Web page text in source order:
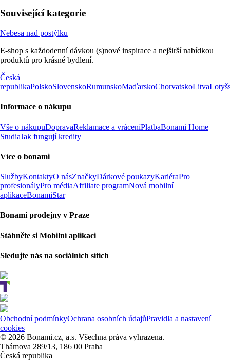
Související kategorie
Nebesa nad postýlku
E-shop s každodenní dávkou (s)nové inspirace a nejširší nabídkou
produktů pro krásné bydlení.
Česká
republikaPolskoSlovenskoRumunskoMaďarskoChorvatskoLitva
Informace o nákupu
Vše o nákupuDopravaReklamace a vráceníPlatbaBonami Home
StudiaJak fungují kredity
Více o bonami
SlužbyKontaktyO násZnačkyDárkové poukazyKariéraPro
profesionályPro médiaAffiliate programNová mobilní
aplikaceBonamiStar
Bonami prodejny v Praze
Stáhněte si Mobilní aplikaci
Sledujte nás na sociálních sítích
Obchodní podmínkyOchrana osobních údajůPravidla a nastavení
cookies
© 2026 Bonami.cz, a.s. Všechna práva vyhrazena.
Thámova 289/13, 186 00 Praha
Česká republika